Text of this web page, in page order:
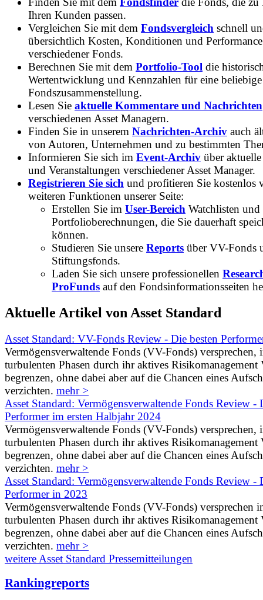
Ihren Kunden passen.
Vergleichen Sie mit dem Fondsvergleich schnell
übersichtlich Kosten, Konditionen und Performance
verschiedener Fonds.
Berechnen Sie mit dem Portfolio-Tool die
Wertentwicklung und Kennzahlen für eine beliebige
Fondszusammenstellung.
Lesen Sie aktuelle Kommentare und Nachrichten
verschiedenen Asset Managern.
Finden Sie in unserem Nachrichten-Archiv auch
von Autoren, Unternehmen und zu bestimmten
Informieren Sie sich im Event-Archiv über
und Veranstaltungen verschiedener Asset Manager.
Registrieren Sie sich und profitieren Sie kostenlos
weiteren Funktionen unserer Seite:
Erstellen Sie im User-Bereich Watchlisten und
Portfolioberechnungen, die Sie dauerhaft
können.
Studieren Sie unsere Reports über VV-Fonds
Stiftungsfonds.
Laden Sie sich unsere professionellen
ProFunds auf den Fondsinformationsseiten
Aktuelle Artikel von Asset Standard
Asset Standard: VV-Fonds Review - Die besten
Vermögensverwaltende Fonds (VV-Fonds) versprechen,
turbulenten Phasen durch ihr aktives Risikomanagement
begrenzen, ohne dabei aber auf die Chancen eines
verzichten. mehr >
Asset Standard: Vermögensverwaltende Fonds Review -
Performer im ersten Halbjahr 2024
Vermögensverwaltende Fonds (VV-Fonds) versprechen,
turbulenten Phasen durch ihr aktives Risikomanagement
begrenzen, ohne dabei aber auf die Chancen eines
verzichten. mehr >
Asset Standard: Vermögensverwaltende Fonds Review -
Performer in 2023
Vermögensverwaltende Fonds (VV-Fonds) versprechen
turbulenten Phasen durch ihr aktives Risikomanagement
begrenzen, ohne dabei aber auf die Chancen eines
verzichten. mehr >
weitere Asset Standard Pressemitteilungen
Rankingreports